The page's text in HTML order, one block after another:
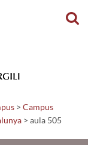
> Campus
> aula 505